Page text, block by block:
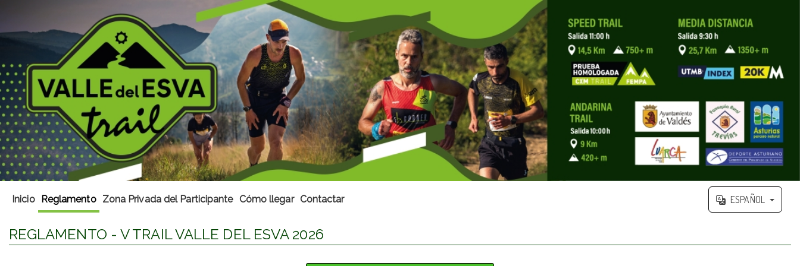
Inicio Reglamento Zona Privada del Participante Cómo llegar Contactar ESPAÑOL
REGLAMENTO - V TRAIL VALLE DEL ESVA 2026